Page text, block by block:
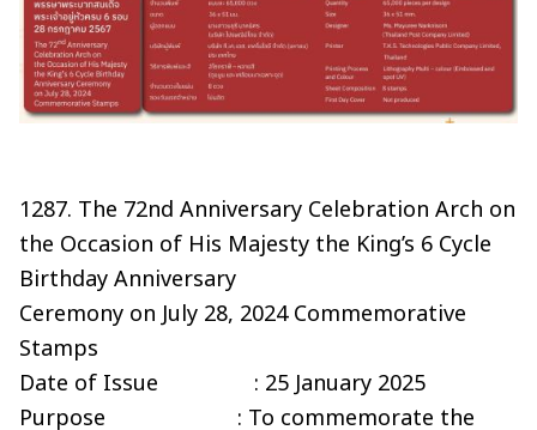
1287. The 72nd Anniversary Celebration Arch on
the Occasion of His Majesty the King’s 6 Cycle
Birthday Anniversary
Ceremony on July 28, 2024 Commemorative
Stamps
Date of Issue : 25 January 2025
Purpose : To commemorate the